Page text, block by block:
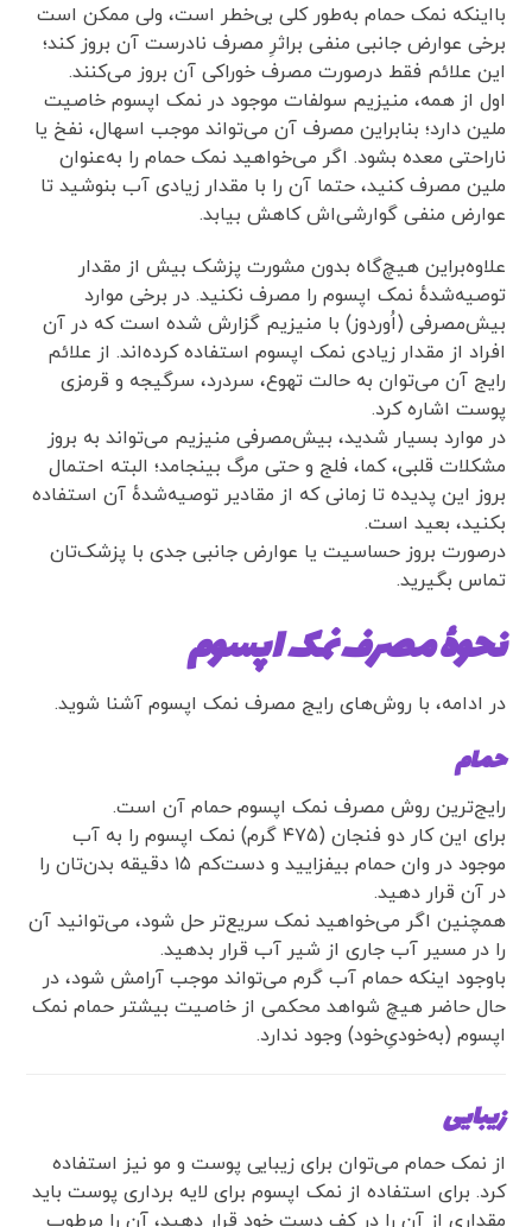
بااینکه نمک حمام به‌طور کلی بی‌خطر است، ولی ممکن است
برخی عوارض جانبی منفی براثرِ مصرف نادرست آن بروز کند؛
این علائم فقط درصورت مصرف خوراکی آن بروز می‌کنند.
اول از همه، منیزیم سولفات موجود در نمک اپسوم خاصیت
ملین دارد؛ بنابراین مصرف آن می‌تواند موجب اسهال، نفخ یا
ناراحتی معده بشود. اگر می‌خواهید نمک حمام را به‌عنوان
ملین مصرف کنید، حتما آن را با مقدار زیادی آب بنوشید تا
عوارض منفی گوارشی‌اش کاهش بیابد.
علاوه‌براین هیچ‌گاه بدون مشورت پزشک بیش از مقدار
توصیه‌شدهٔ نمک اپسوم را مصرف نکنید. در برخی موارد
بیش‌مصرفی (اُوردوز) با منیزیم گزارش شده است که در آن
افراد از مقدار زیادی نمک اپسوم استفاده کرده‌اند. از علائم
رایج آن می‌توان به حالت تهوع، سردرد، سرگیجه و قرمزی
پوست اشاره کرد.
در موارد بسیار شدید، بیش‌مصرفی منیزیم می‌تواند به بروز
مشکلات قلبی، کما، فلج و حتی مرگ بینجامد؛ البته احتمال
بروز این پدیده تا زمانی که از مقادیر توصیه‌شدهٔ آن استفاده
بکنید، بعید است.
درصورت بروز حساسیت یا عوارض جانبی جدی با پزشک‌تان
تماس بگیرید.
نحوهٔ مصرف نمک اپسوم
در ادامه، با روش‌های رایج مصرف نمک اپسوم آشنا شوید.
حمام
رایج‌ترین روش مصرف نمک اپسوم حمام آن است.
برای این کار دو فنجان (۴۷۵ گرم) نمک اپسوم را به آب
موجود در وان حمام بیفزایید و دست‌کم ۱۵ دقیقه بدن‌تان را
در آن قرار دهید.
همچنین اگر می‌خواهید نمک سریع‌تر حل شود، می‌توانید آن
را در مسیر آب جاری از شیر آب قرار بدهید.
باوجود اینکه حمام آب گرم می‌تواند موجب آرامش شود، در
حال حاضر هیچ شواهد محکمی از خاصیت بیشتر حمام نمک
اپسوم (به‌خودیِ‌خود) وجود ندارد.
زیبایی
از نمک حمام می‌توان برای زیبایی پوست و مو نیز استفاده
کرد. برای استفاده از نمک اپسوم برای لایه برداری پوست باید
مقداری از آن را در کف دست خود قرار دهید، آن را مرطوب